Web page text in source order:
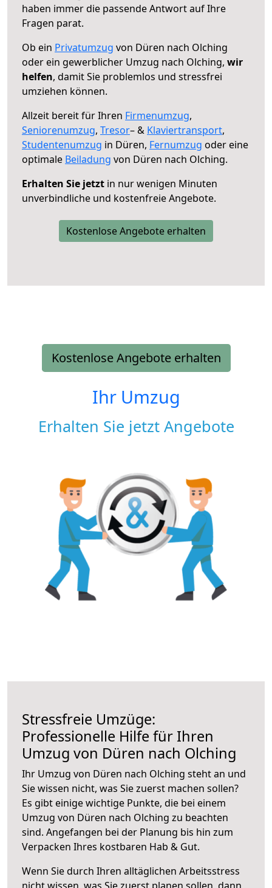
haben immer die passende Antwort auf Ihre
Fragen parat.
Ob ein Privatumzug von Düren nach Olching
oder ein gewerblicher Umzug nach Olching, wir
helfen, damit Sie problemlos und stressfrei
umziehen können.
Allzeit bereit für Ihren Firmenumzug,
Seniorenumzug, Tresor– & Klaviertransport,
Studentenumzug in Düren, Fernumzug oder eine
optimale Beiladung von Düren nach Olching.
Erhalten Sie jetzt in nur wenigen Minuten
unverbindliche und kostenfreie Angebote.
Kostenlose Angebote erhalten
Kostenlose Angebote erhalten
Ihr Umzug
Erhalten Sie jetzt Angebote
Stressfreie Umzüge:
Professionelle Hilfe für Ihren
Umzug von Düren nach Olching
Ihr Umzug von Düren nach Olching steht an und
Sie wissen nicht, was Sie zuerst machen sollen?
Es gibt einige wichtige Punkte, die bei einem
Umzug von Düren nach Olching zu beachten
sind. Angefangen bei der Planung bis hin zum
Verpacken Ihres kostbaren Hab & Gut.
Wenn Sie durch Ihren alltäglichen Arbeitsstress